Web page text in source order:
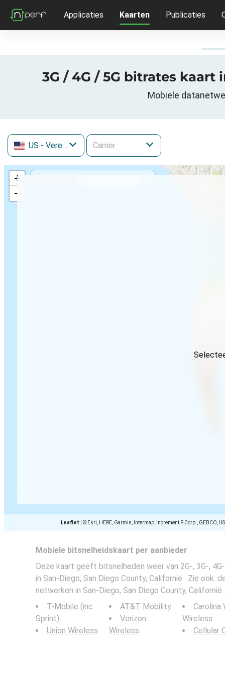
Applicaties Kaarten Publicaties
3G / 4G / 5G bitrates kaart
Mobiele
US - Verenigde Staten
+
−
Leaflet © Esri, HERE, Garmin, Intermap, increment P Corp., GEBCO,
Mobiele bitsnelheidskaart per aanbieder
Deze kaart geeft bitsnelheden weer van 2G-, 3G-,
in San-Diego, San Diego County, Californië . Zie ook:
netwerken in San-Diego, San Diego County, Californië .
T-Mobile (inc.
Sprint)
Union Wireless
AT&T Mobility
Verizon
Wireless
Carolina
Wireless
Cellular